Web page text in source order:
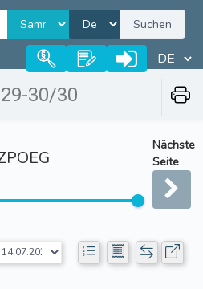
Suchen
29-30/30
Nächste
Seite